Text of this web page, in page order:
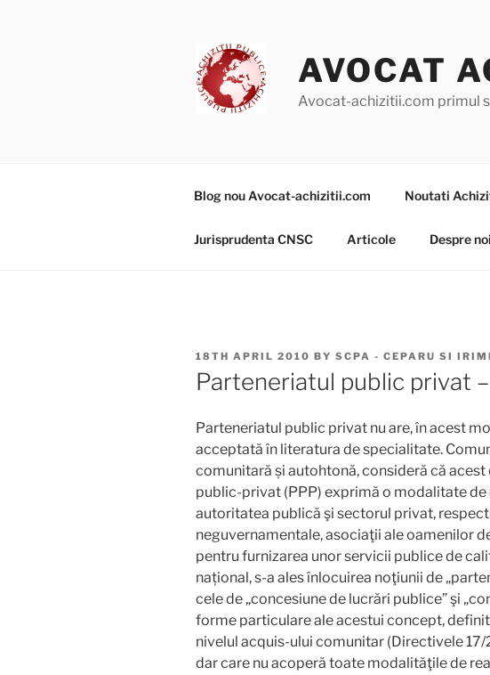
AVOCAT
Avocat-achizitii.com primul
Blog nou Avocat-achizitii.com Noutati
Jurisprudenta CNSC Articole Despre noi
POSTED
ON
18TH APRIL 2010 BY SCPA - CEPARU SI
Parteneriatul public privat
Parteneriatul public privat nu are, în acest
acceptată în literatura de specialitate.
comunitară și autohtonă, consideră că
public-privat (PPP) exprimă o modalitate
autoritatea publică şi sectorul privat,
neguvernamentale, asociaţii ale oamenilor
pentru furnizarea unor servicii publice de
național, s-a ales înlocuirea noţiunii de
cele de „concesiune de lucrări publice” şi
forme particulare ale acestui concept,
nivelul acquis-ului comunitar (Directivele
dar care nu acoperă toate modalităţile de